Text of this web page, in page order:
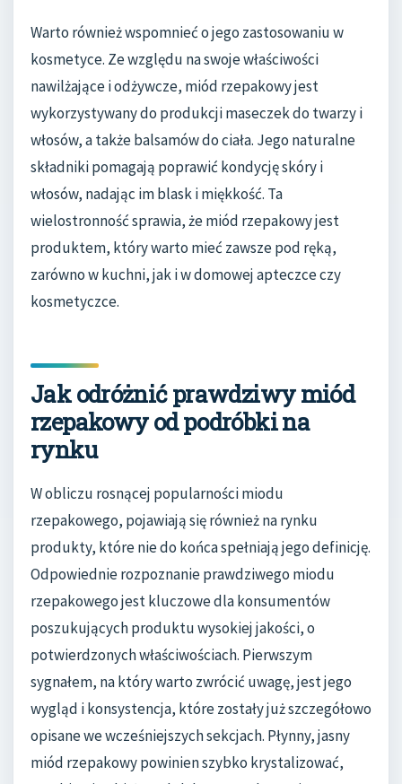
Warto również wspomnieć o jego zastosowaniu w
kosmetyce. Ze względu na swoje właściwości
nawilżające i odżywcze, miód rzepakowy jest
wykorzystywany do produkcji maseczek do twarzy i
włosów, a także balsamów do ciała. Jego naturalne
składniki pomagają poprawić kondycję skóry i
włosów, nadając im blask i miękkość. Ta
wielostronność sprawia, że miód rzepakowy jest
produktem, który warto mieć zawsze pod ręką,
zarówno w kuchni, jak i w domowej apteczce czy
kosmetyczce.
Jak odróżnić prawdziwy miód
rzepakowy od podróbki na
rynku
W obliczu rosnącej popularności miodu
rzepakowego, pojawiają się również na rynku
produkty, które nie do końca spełniają jego definicję.
Odpowiednie rozpoznanie prawdziwego miodu
rzepakowego jest kluczowe dla konsumentów
poszukujących produktu wysokiej jakości, o
potwierdzonych właściwościach. Pierwszym
sygnałem, na który warto zwrócić uwagę, jest jego
wygląd i konsystencja, które zostały już szczegółowo
opisane we wcześniejszych sekcjach. Płynny, jasny
miód rzepakowy powinien szybko krystalizować,